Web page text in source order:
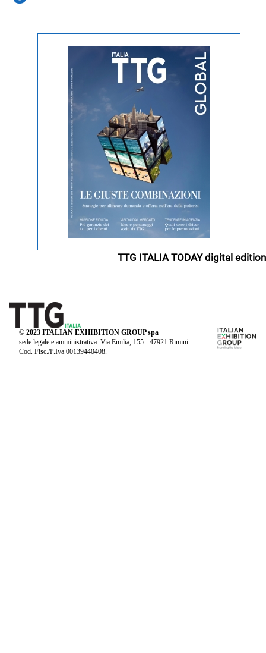
TTG ITALIA TODAY digital edition
© 2023 ITALIAN EXHIBITION GROUP spa
sede legale e amministrativa: Via Emilia, 155 - 47921 Rimini
Cod. Fisc./P.Iva 00139440408.